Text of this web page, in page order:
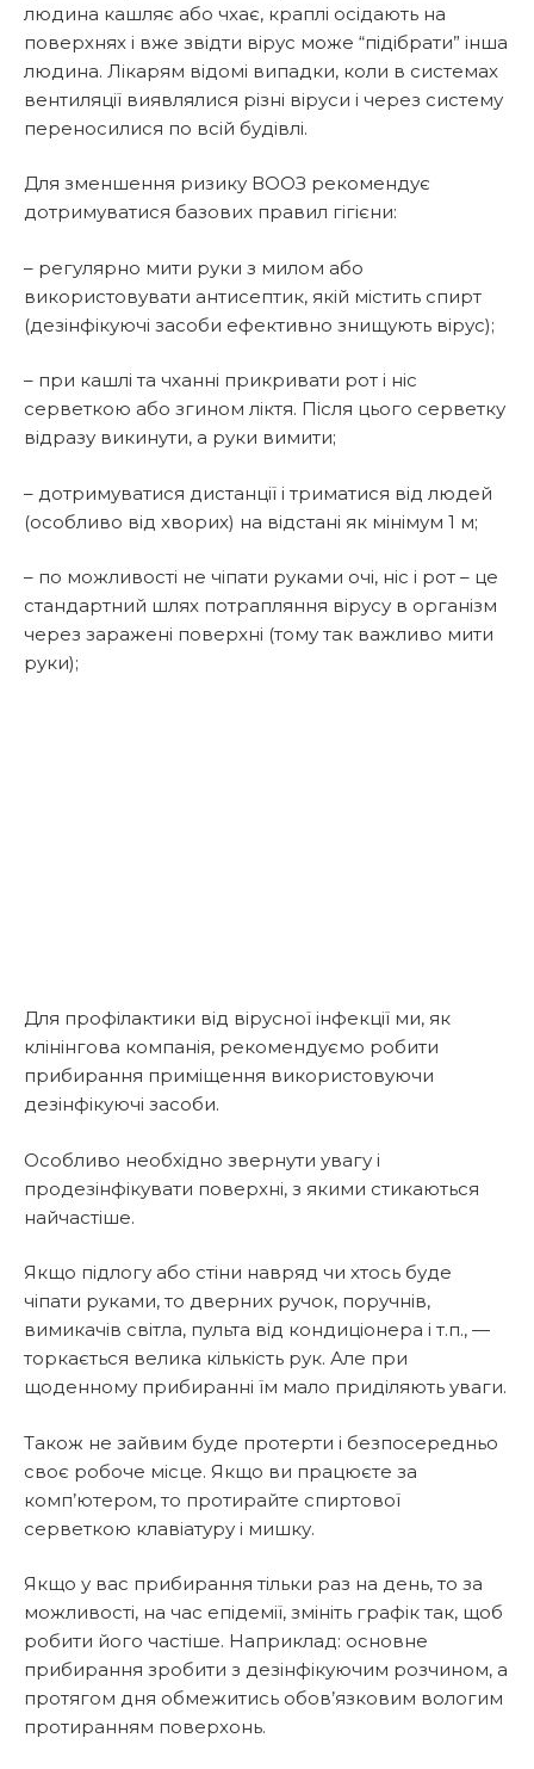
людина кашляє або чхає, краплі осідають на
поверхнях і вже звідти вірус може “підібрати” інша
людина. Лікарям відомі випадки, коли в системах
вентиляції виявлялися різні віруси і через систему
переносилися по всій будівлі.
Для зменшення ризику ВООЗ рекомендує
дотримуватися базових правил гігієни:
– регулярно мити руки з милом або
використовувати антисептик, якій містить спирт
(дезінфікуючі засоби ефективно знищують вірус);
– при кашлі та чханні прикривати рот і ніс
серветкою або згином ліктя. Після цього серветку
відразу викинути, а руки вимити;
– дотримуватися дистанції і триматися від людей
(особливо від хворих) на відстані як мінімум 1 м;
– по можливості не чіпати руками очі, ніс і рот – це
стандартний шлях потрапляння вірусу в організм
через заражені поверхні (тому так важливо мити
руки);
Для профілактики від вірусної інфекції ми, як
клінінгова компанія, рекомендуємо робити
прибирання приміщення використовуючи
дезінфікуючі засоби.
Особливо необхідно звернути увагу і
продезінфікувати поверхні, з якими стикаються
найчастіше.
Якщо підлогу або стіни навряд чи хтось буде
чіпати руками, то дверних ручок, поручнів,
вимикачів світла, пульта від кондиціонера і т.п., —
торкається велика кількість рук. Але при
щоденному прибиранні їм мало приділяють уваги.
Також не зайвим буде протерти і безпосередньо
своє робоче місце. Якщо ви працюєте за
комп’ютером, то протирайте спиртової
серветкою клавіатуру і мишку.
Якщо у вас прибирання тільки раз на день, то за
можливості, на час епідемії, змініть графік так, щоб
робити його частіше. Наприклад: основне
прибирання зробити з дезінфікуючим розчином, а
протягом дня обмежитись обов’язковим вологим
протиранням поверхонь.